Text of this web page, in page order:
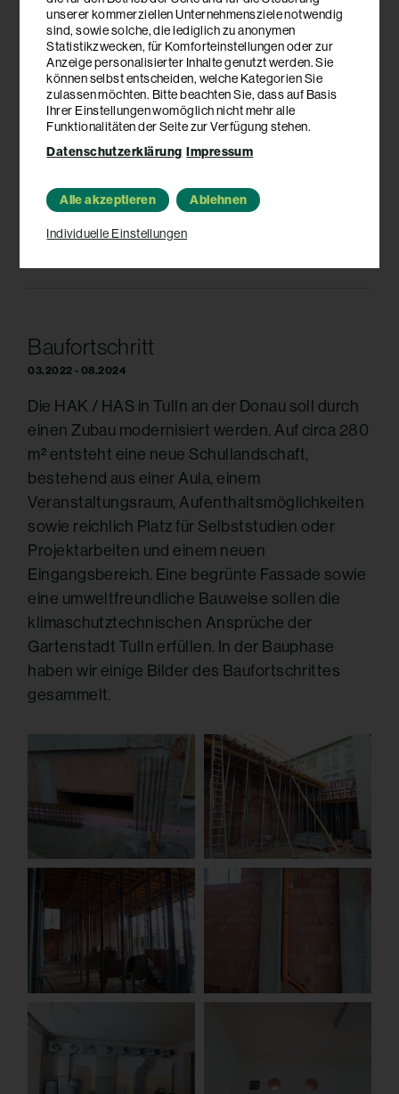
Baufortschritt
03.2022 - 08.2024
Die HAK / HAS in Tulln an der Donau soll durch
einen Zubau modernisiert werden. Auf circa 280
m² entsteht eine neue Schullandschaft,
bestehend aus einer Aula, einem
Veranstaltungsraum, Aufenthaltsmöglichkeiten
sowie reichlich Platz für Selbststudien oder
Projektarbeiten und einem neuen
Eingangsbereich. Eine begrünte Fassade sowie
eine umweltfreundliche Bauweise sollen die
klimaschutztechnischen Ansprüche der
Gartenstadt Tulln erfüllen. In der Bauphase
haben wir einige Bilder des Baufortschrittes
gesammelt.
unserer kommerziellen Unternehmensziele notwendig
sind, sowie solche, die lediglich zu anonymen
Statistikzwecken, für Komforteinstellungen oder zur
Anzeige personalisierter Inhalte genutzt werden. Sie
können selbst entscheiden, welche Kategorien Sie
zulassen möchten. Bitte beachten Sie, dass auf Basis
Ihrer Einstellungen womöglich nicht mehr alle
Funktionalitäten der Seite zur Verfügung stehen.
Datenschutzerklärung Impressum
Alle akzeptieren Ablehnen
Individuelle Einstellungen